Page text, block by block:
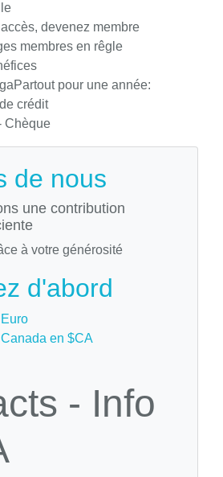
devenez membre
membres en rêgle
pour une année:
crédit
Chèque
de nous
une contribution
à votre générosité
d'abord
Euro
Canada en $CA
- Info